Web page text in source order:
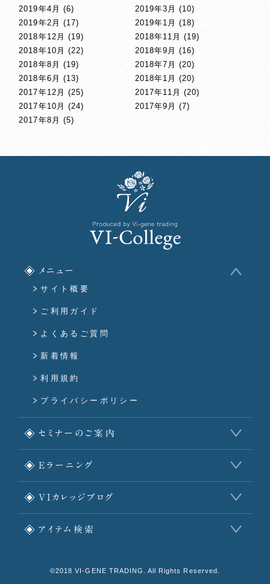
2019年4月 (6) 2019年3月 (10)
2019年2月 (17) 2019年1月 (18)
2018年12月 (19) 2018年11月 (19)
2018年10月 (22) 2018年9月 (16)
2018年8月 (19) 2018年7月 (20)
2018年6月 (13) 2018年1月 (20)
2017年12月 (25) 2017年11月 (20)
2017年10月 (24) 2017年9月 (7)
2017年8月 (5)
メニュー
サイト概要
ご利用ガイド
よくあるご質問
新着情報
利用規約
プライバシーポリシー
セミナーのご案内
Eラーニング
VIカレッジブログ
アイテム検索
©2018 VI-GENE TRADING. All Rights Reserved.